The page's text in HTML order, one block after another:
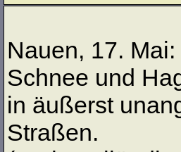
Nauen, 17.
Schnee und
in äußerst
Straßen.